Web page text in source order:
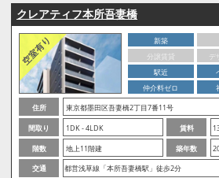
クレアティフ本所吾妻橋
新築
分譲賃貸
デ
駅近
仲介料ゼロ
住所
東京都墨田区吾妻橋2丁目7番11号
間取り
1DK - 4LDK 賃料
階数
地上11階建 築年数
交通
都営浅草線「本所吾妻橋駅」徒歩2分